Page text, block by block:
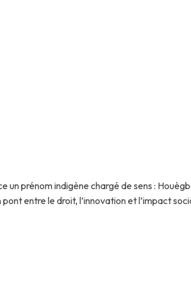
prénom indigène chargé de sens :
entre le droit, l’innovation et l’impact